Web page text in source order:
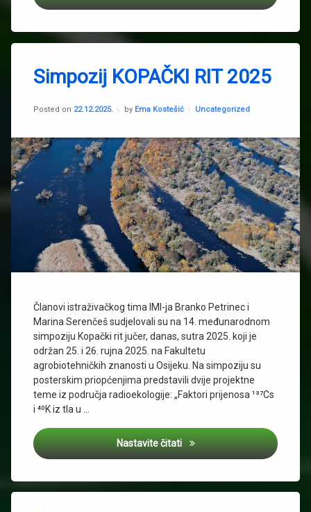
Simpozij KOPAČKI RIT 2025
Posted on 22.12.2025.
Updated on 03.02.2026.
by Ema Kostešić Kategorije:
Uncategorized
Članovi istraživačkog tima IMI-ja Branko Petrinec i
Marina Serenčeš sudjelovali su na 14. međunarodnom
simpoziju Kopački rit jučer, danas, sutra 2025. koji je
održan 25. i 26. rujna 2025. na Fakultetu
agrobiotehničkih znanosti u Osijeku. Na simpoziju su
posterskim priopćenjima predstavili dvije projektne
teme iz područja radioekologije: „Faktori prijenosa ¹³⁷Cs
i ⁴⁰K iz tla u …
Nastavite čitati Simpozij KOPAČKI RIT 2025
Biootpad
Marina
Serenčeš
ovčja
vuna
Was2grow